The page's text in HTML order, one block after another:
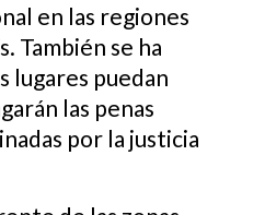
en las regiones
También se ha
lugares puedan
las penas
por la justicia